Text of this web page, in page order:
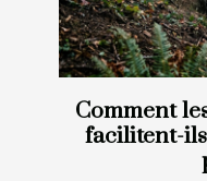
Comment
facilitent-